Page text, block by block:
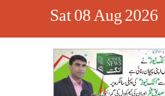
Sat08 Aug 2026